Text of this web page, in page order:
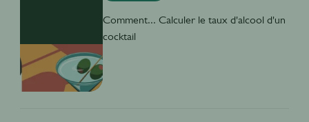
Comment... Calculer le taux d'alcool d'un
cocktail